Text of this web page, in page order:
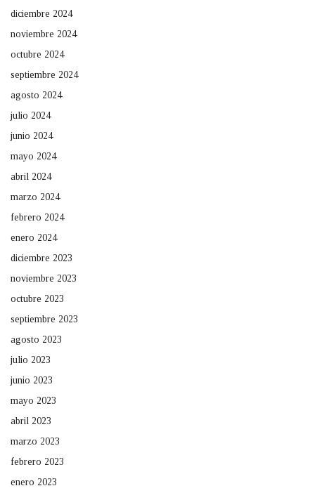
diciembre 2024
noviembre 2024
octubre 2024
septiembre 2024
agosto 2024
julio 2024
junio 2024
mayo 2024
abril 2024
marzo 2024
febrero 2024
enero 2024
diciembre 2023
noviembre 2023
octubre 2023
septiembre 2023
agosto 2023
julio 2023
junio 2023
mayo 2023
abril 2023
marzo 2023
febrero 2023
enero 2023